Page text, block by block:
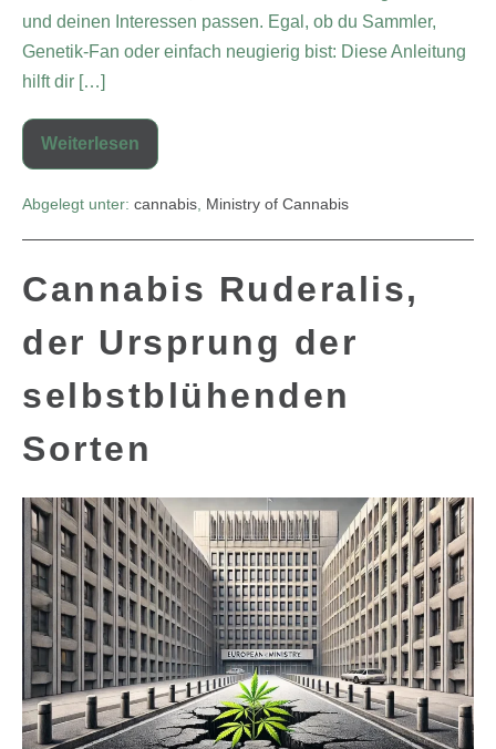
und deinen Interessen passen. Egal, ob du Sammler,
Genetik-Fan oder einfach neugierig bist: Diese Anleitung
hilft dir […]
Weiterlesen
Abgelegt unter: cannabis Ministry of Cannabis
Cannabis Ruderalis,
der Ursprung der
selbstblühenden
Sorten